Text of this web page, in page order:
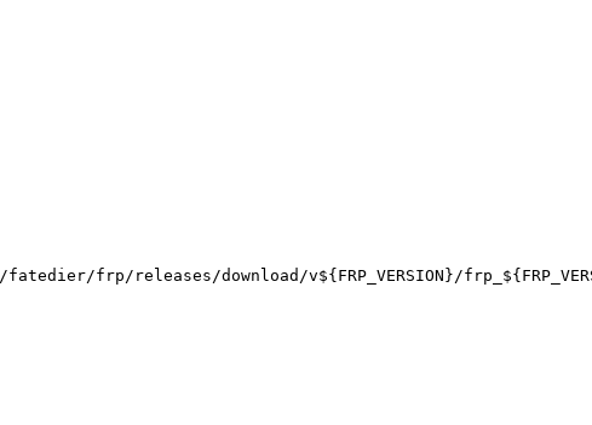
frp/releases/download/v${FRP_VERSION}/